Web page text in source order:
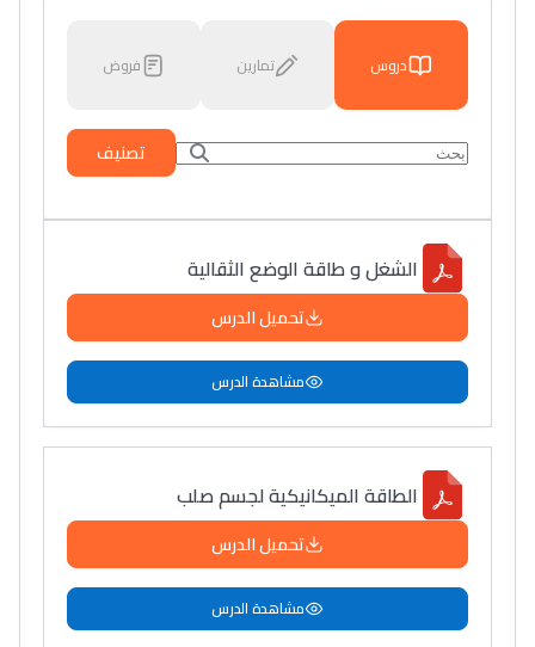
دروس تمارين فروض
تصنيف
الشغل و طاقة الوضع الثقالية
تحميل الدرس
مشاهدة الدرس
الطاقة الميكانيكية لجسم صلب
تحميل الدرس
مشاهدة الدرس